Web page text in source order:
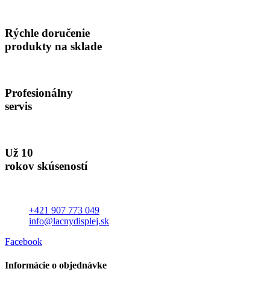
Rýchle doručenie
produkty na sklade
Profesionálny
servis
Už 10
rokov skúseností
+421 907 773 049
info@lacnydisplej.sk
Facebook
Informácie o objednávke